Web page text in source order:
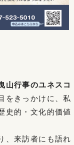
山行事のユネスコ
をきっかけに、私
史的・文化的価値
、来訪者にも語れ